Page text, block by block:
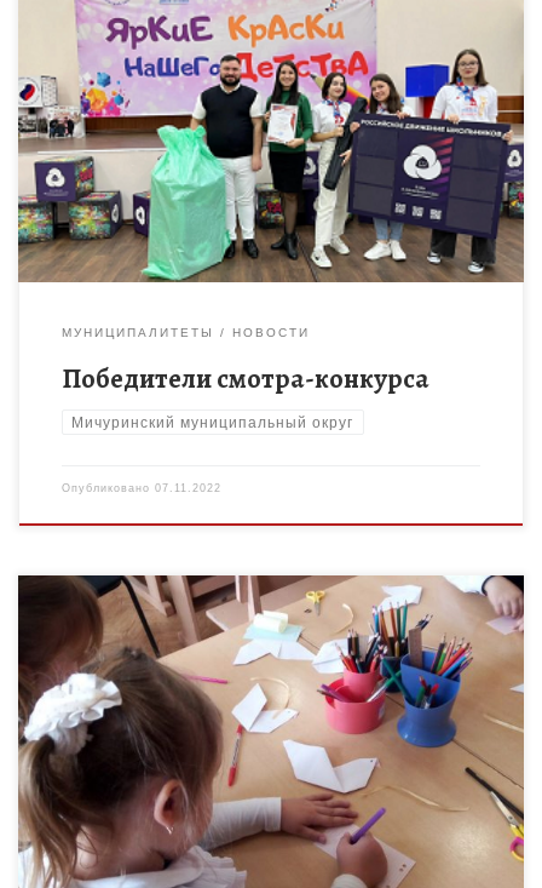
Детская организация «Радуга» Мичуринского района стала
Победителем областного смотра-конкурса детских
организаций по итогам реализации программы деятельности
«Движение вперёд» 2021-2022 учебного года. 5 ноября, в день
[…]
МУНИЦИПАЛИТЕТЫ НОВОСТИ
Победители смотра-конкурса
Мичуринский муниципальный округ
Опубликовано 07.11.2022
Детям нравиться выполнять работы в технике оригами.
Сегодня на занятии ребята с большим удовольствием
послушали рассказ о почтовых голубях, которых люди
использовали для пересылки писем. […]